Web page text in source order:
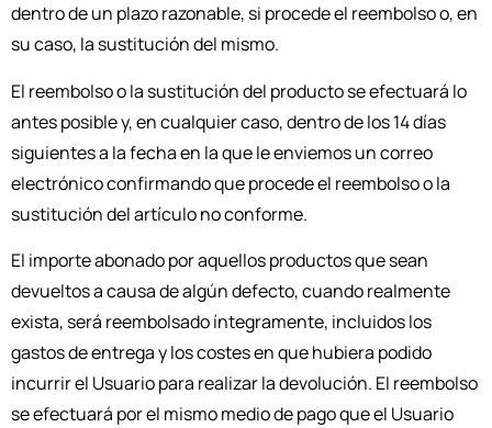
dentro de un plazo razonable, si procede el reembolso o, en
su caso, la sustitución del mismo.
El reembolso o la sustitución del producto se efectuará lo
antes posible y, en cualquier caso, dentro de los 14 días
siguientes a la fecha en la que le enviemos un correo
electrónico confirmando que procede el reembolso o la
sustitución del artículo no conforme.
El importe abonado por aquellos productos que sean
devueltos a causa de algún defecto, cuando realmente
exista, será reembolsado íntegramente, incluidos los
gastos de entrega y los costes en que hubiera podido
incurrir el Usuario para realizar la devolución. El reembolso
se efectuará por el mismo medio de pago que el Usuario